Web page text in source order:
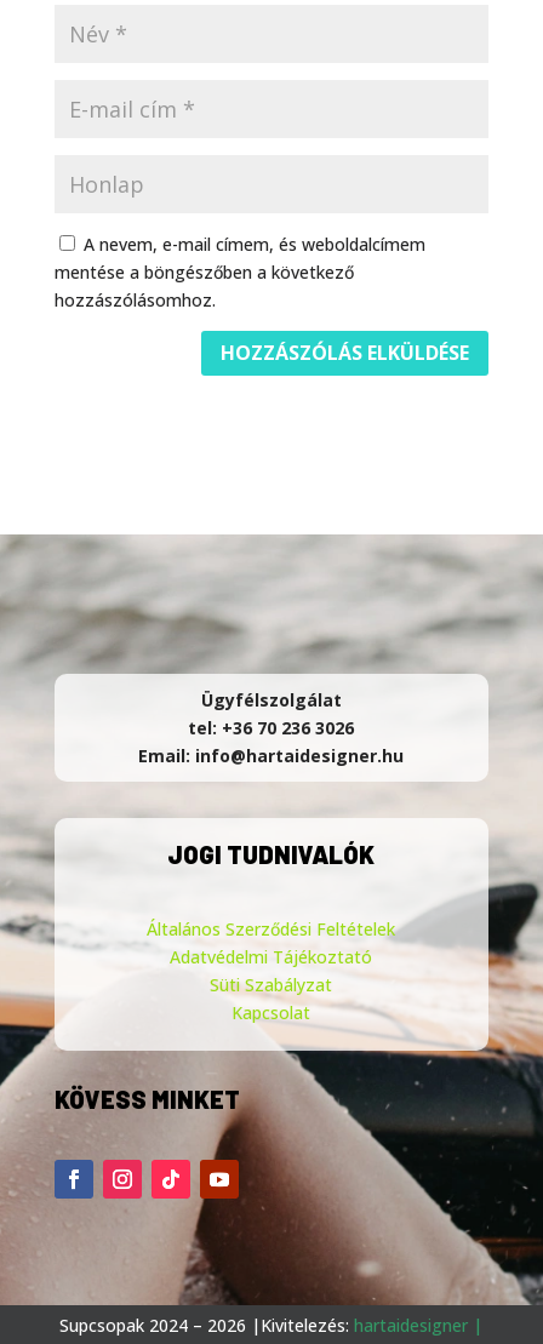
A nevem, e-mail címem, és weboldalcímem
mentése a böngészőben a következő
hozzászólásomhoz.
Ügyfélszolgálat
tel: +36 70 236 3026
Email: info@hartaidesigner.hu
JOGI TUDNIVALÓK
Általános Szerződési Feltételek
Adatvédelmi Tájékoztató
Süti Szabályzat
Kapcsolat
KÖVESS MINKET
Supcsopak 2024 – 2026 |Kivitelezés: hartaidesigner |